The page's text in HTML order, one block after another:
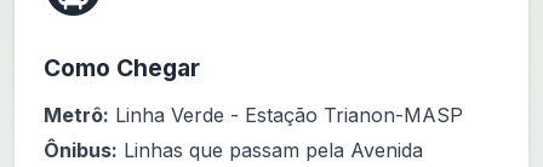
Como Chegar
Metrô: Linha Verde - Estação Trianon-MASP
Ônibus: Linhas que passam pela Avenida